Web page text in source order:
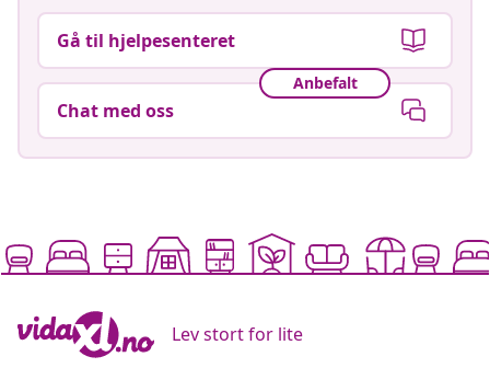
Gå til hjelpesenteret
Anbefalt
Chat med oss
Lev stort for lite